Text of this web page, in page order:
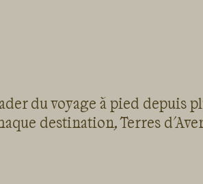
du voyage à pied depuis
destination, Terres